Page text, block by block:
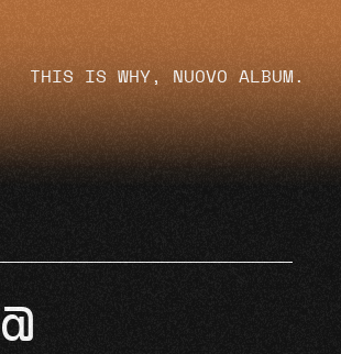
THIS IS WHY, NUOVO ALBUM.